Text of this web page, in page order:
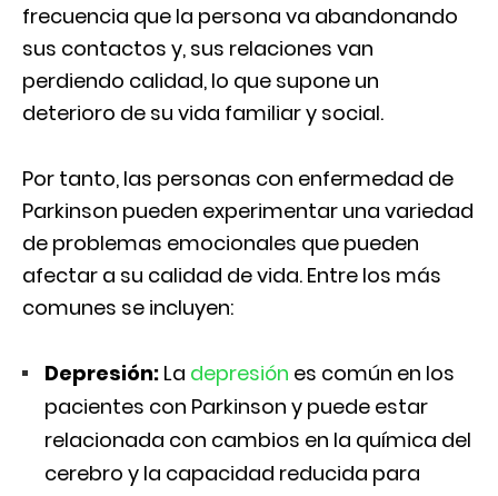
frecuencia que la persona va abandonando
sus contactos y, sus relaciones van
perdiendo calidad, lo que supone un
deterioro de su vida familiar y social.
Por tanto, las personas con enfermedad de
Parkinson pueden experimentar una variedad
de problemas emocionales que pueden
afectar a su calidad de vida. Entre los más
comunes se incluyen:
Depresión: La depresión es común en los
pacientes con Parkinson y puede estar
relacionada con cambios en la química del
cerebro y la capacidad reducida para